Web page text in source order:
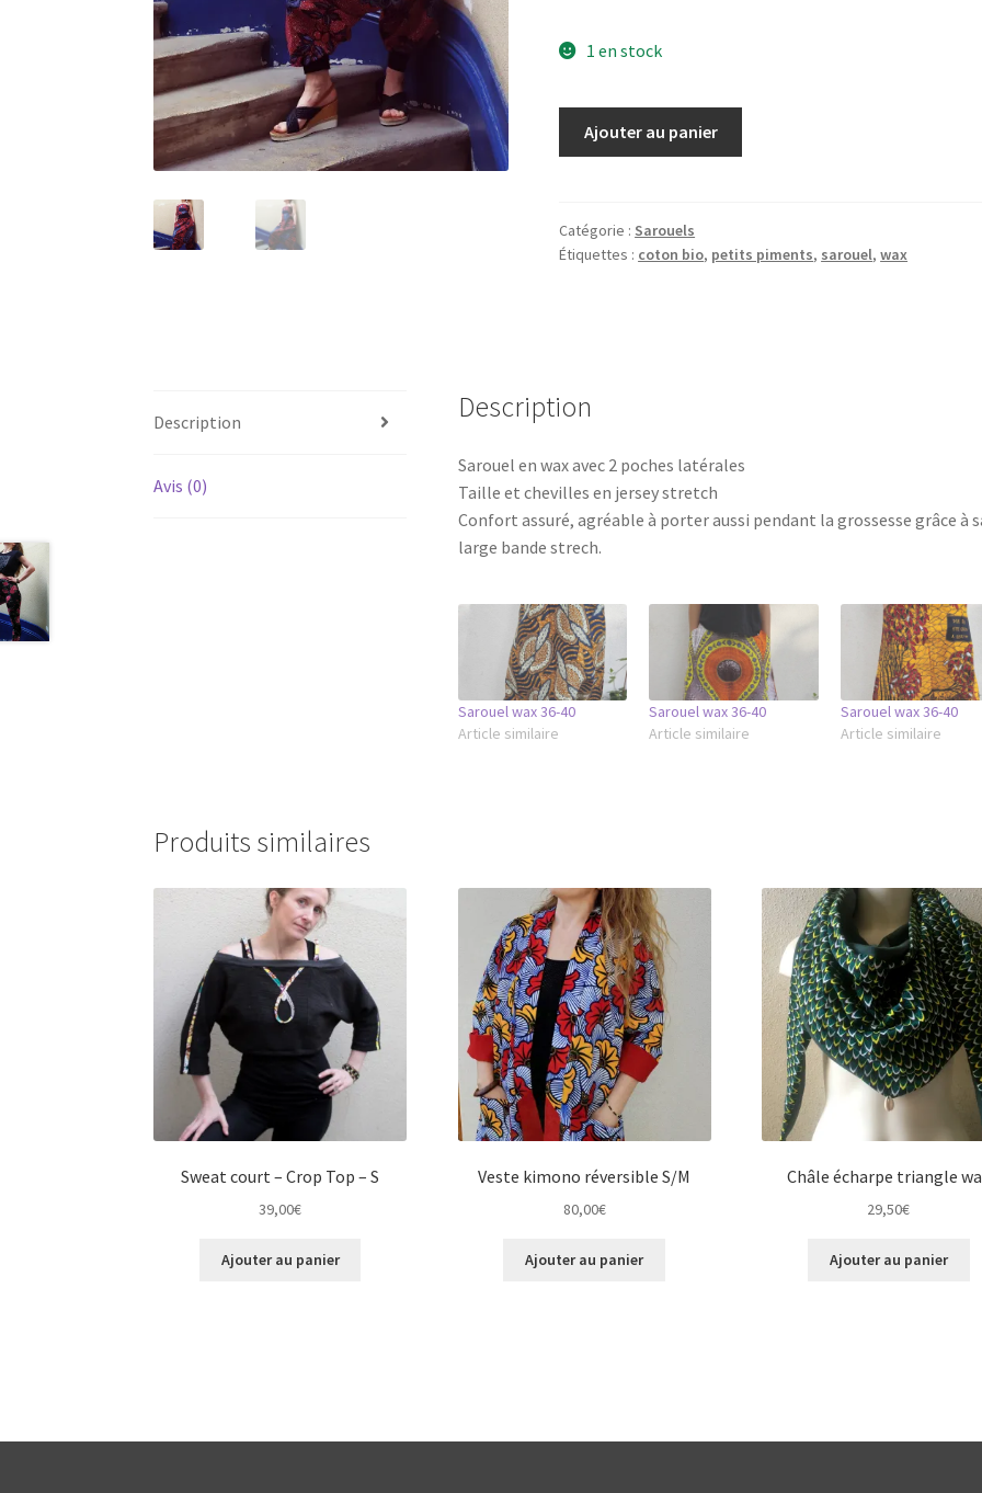
1 en stock
36-
40
Ajouter au panier
Catégorie : Sarouels
Étiquettes : coton bio, petits piments, sarouel,wax
Description
Avis (0)
Description
Sarouel en wax avec 2 poches latérales
Taille et chevilles en jersey stretch
Confort assuré, agréable à porter aussi pendant la grossesse grâce à
large bande strech.
Sarouel wax 36-40
Article similaire
Sarouel wax 36-40
Article similaire
Sarouel wax 36-40
Article similaire
Produits similaires
Sweat court – Crop Top – S
39,00€
Ajouter au panier
Veste kimono réversible S/M
80,00€
Ajouter au panier
Châle écharpe triangle
29,50€
Ajouter au panier